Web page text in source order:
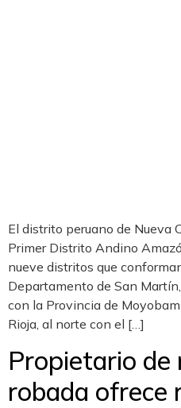
El distrito peruano de Nueva
Primer Distrito Andino
nueve distritos que
Departamento de San
con la Provincia de
Rioja, al norte con el […]
Propietario de
robada ofrece